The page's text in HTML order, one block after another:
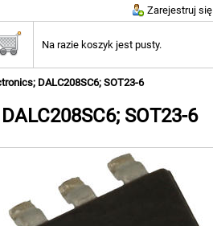
Zarejestruj się
Na razie koszyk jest pusty.
DALC208SC6; SOT23-6
SOT23-6